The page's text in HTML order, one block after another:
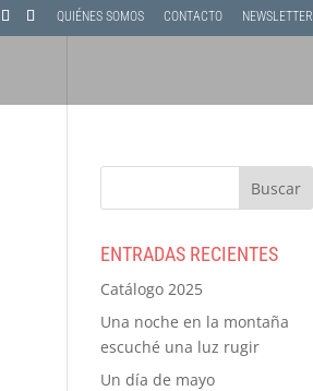
QUIÉNES SOMOS CONTACTO NEWSLETTER
ENTRADAS RECIENTES
Catálogo 2025
Una noche en la montaña
escuché una luz rugir
Un día de mayo